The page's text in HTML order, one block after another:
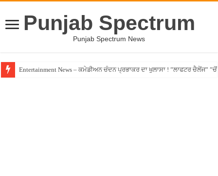
Punjab Spectrum
Punjab Spectrum News
Entertainment News – ਕਮੇਡੀਅਨ ਚੰਦਨ ਪ੍ਰਭਾਕਰ ਦਾ ਖੁਲਾਸਾ ! ”ਲਾਫਟਰ ਚੈਲੇਂਜ”